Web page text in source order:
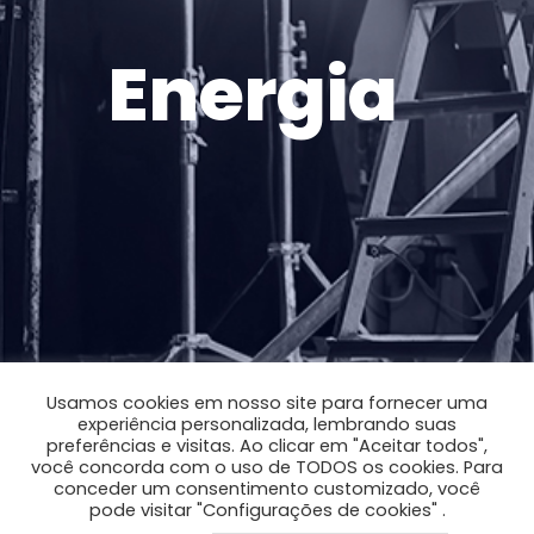
Energia
Usamos cookies em nosso site para fornecer uma
experiência personalizada, lembrando suas
preferências e visitas. Ao clicar em "Aceitar todos",
você concorda com o uso de TODOS os cookies. Para
conceder um consentimento customizado, você
pode visitar "Configurações de cookies" .